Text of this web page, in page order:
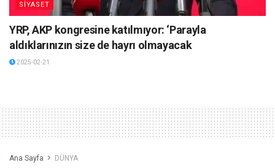
SİYASET
YRP, AKP kongresine katılmıyor: ‘Parayla
aldıklarınızın size de hayrı olmayacak
2025-02-21
Ana Sayfa DÜNYA